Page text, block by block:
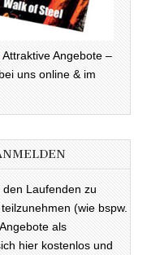
Attraktive Angebote –
uns online & im
Laufenden zu
(wie bspw.
als
hier kostenlos und